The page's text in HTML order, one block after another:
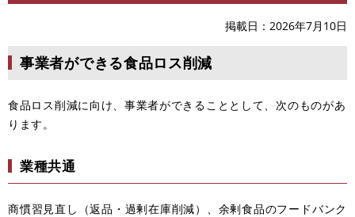
文
掲載日 2026年7月10日
事業者ができる食品ロス削減
食品ロス削減に向け、事業者ができることとして、次のものがあ
ります。
業種共通
商慣習見直し（返品・過剰在庫削減）、余剰食品のフードバンク